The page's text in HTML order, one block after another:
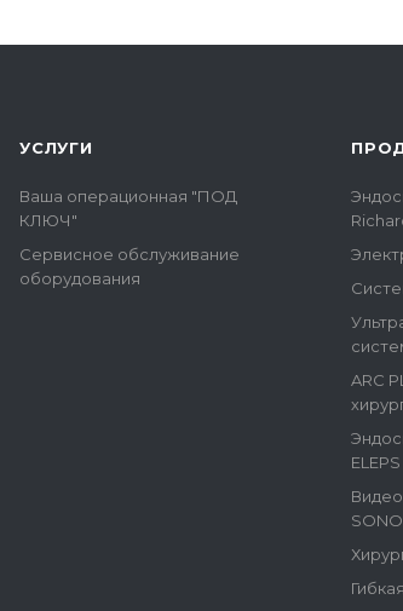
УСЛУГИ
Ваша операционная "ПОД
КЛЮЧ"
Сервисное обслуживание
оборудования
ARC